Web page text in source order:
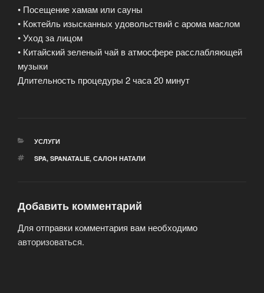
• Посещение хамам или сауны
• Коктейль изысканных удовольствий с арома маслом
• Уход за лицом
• Китайский зеленый чай в атмосфере расслабляющей
музыки
Длительность процедуры 2 часа 20 минут
РУБРИКИ
УСЛУГИ
МЕТКИ
SPA, SPANATALIE, САЛОН НАТАЛИ
Добавить комментарий
Для отправки комментария вам необходимо
авторизоваться.